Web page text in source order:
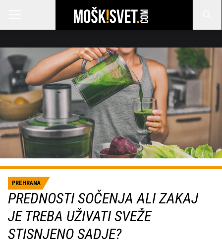
PREHRANA
PREDNOSTI SOČENJA ALI ZAKAJ
JE TREBA UŽIVATI SVEŽE
STISNJENO SADJE?